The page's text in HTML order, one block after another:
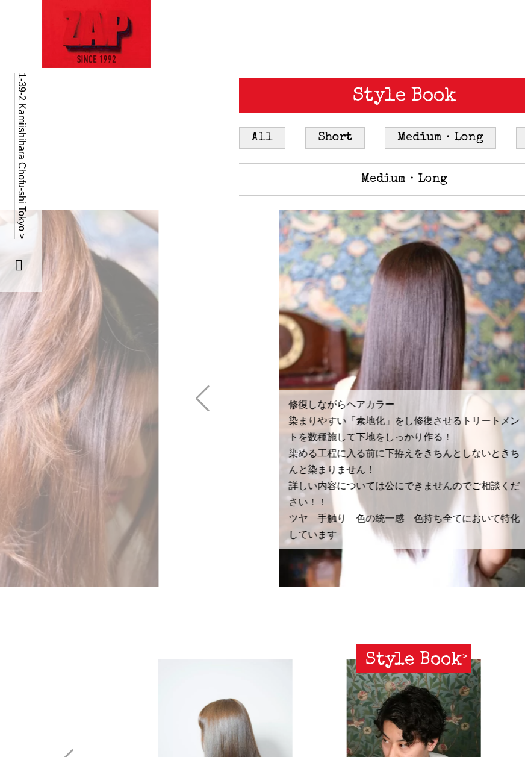
Style Book
All Short Medium・Long
Medium・Long
修復しながらヘアカラー
染まりやすい「素地化」をし修復させるトリートメン
トを数種施して下地をしっかり作る！
染める工程に入る前に下拵えをきちんとしないときち
んと染まりません！
詳しい内容については公にできませんのでご相談くだ
さい！！
ツヤ 手触り 色の統一感 色持ち全てにおいて特化
しています
Style Book
1-39-2 Kamiishihara Chofu-shi Tokyo >